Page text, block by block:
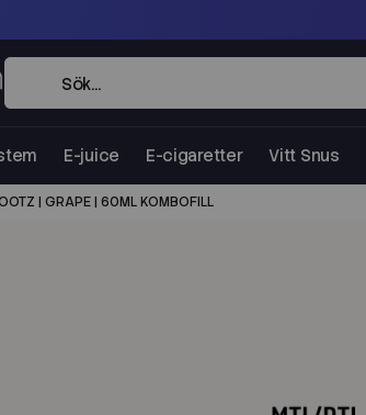
E-juice E-cigaretter Vitt Snus
| GRAPE | 60ML KOMBOFILL